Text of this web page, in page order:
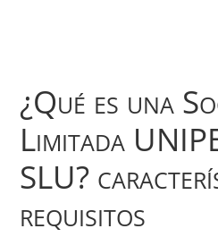
¿Qué es una
Limitada
SLU?
requisitos